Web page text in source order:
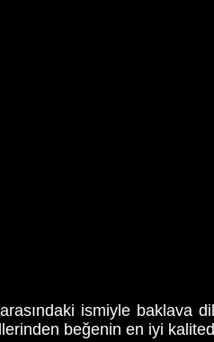
ismiyle baklava
beğenin en iyi